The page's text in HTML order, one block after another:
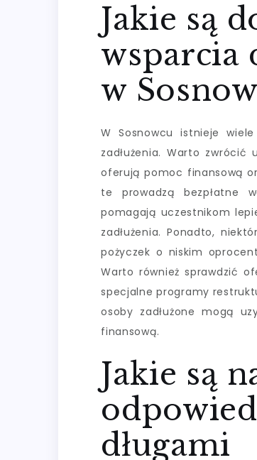
Jakie są
wsparcia
w
W Sosnowcu istnieje
zadłużenia. Warto
oferują pomoc finansową
te prowadzą bezpłatne
pomagają uczestnikom
zadłużenia. Ponadto,
pożyczek o niskim
Warto również sprawdzić
specjalne programy
osoby zadłużone mogą
finansową.
Jakie są
długami